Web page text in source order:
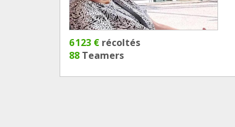
6 123 € récoltés
88 Teamers